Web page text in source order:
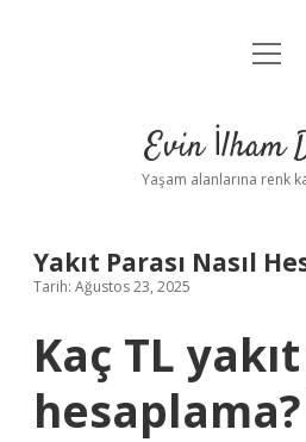
Anasayfa
Yasal
Evin İlham
Yaşam alanlarına renk
Yakıt Parası Nasıl
Tarih: Ağustos 23, 2025
Kaç TL
hesaplama?